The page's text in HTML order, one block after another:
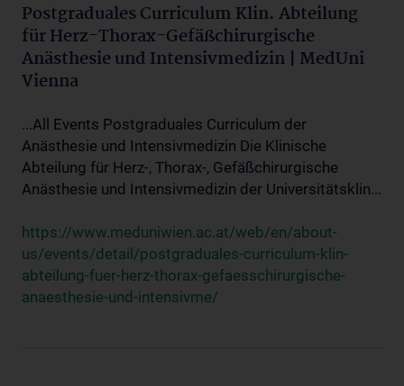
Postgraduales Curriculum Klin. Abteilung
für Herz-Thorax-Gefäßchirurgische
Anästhesie und Intensivmedizin | MedUni
Vienna
...All Events Postgraduales Curriculum der
Anästhesie und Intensivmedizin Die Klinische
Abteilung für Herz-, Thorax-, Gefäßchirurgische
Anästhesie und Intensivmedizin der Universitätsklin...
https://www.meduniwien.ac.at/web/en/about-
us/events/detail/postgraduales-curriculum-klin-
abteilung-fuer-herz-thorax-gefaesschirurgische-
anaesthesie-und-intensivme/